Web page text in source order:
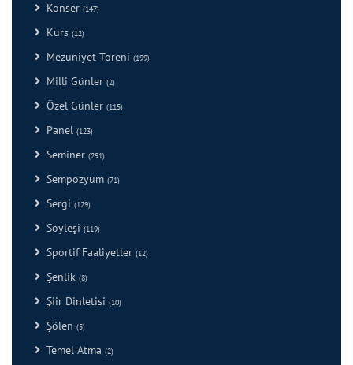
Konser (147)
Kurs (12)
Mezuniyet Töreni (199)
Milli Günler (2)
Özel Günler (115)
Panel (123)
Seminer (291)
Sempozyum (71)
Sergi (129)
Söyleşi (119)
Sportif Faaliyetler (12)
Şenlik (8)
Şiir Dinletisi (10)
Şölen (5)
Temel Atma (2)